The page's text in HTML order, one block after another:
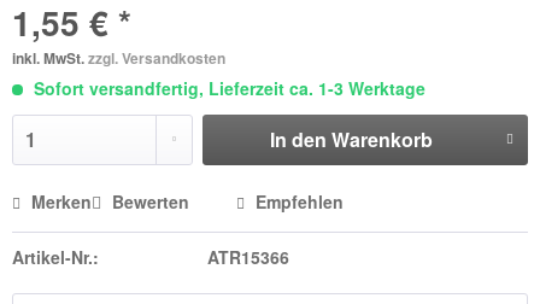
1,55 € *
inkl. MwSt.zzgl. Versandkosten
Sofort versandfertig, Lieferzeit ca. 1-3 Werktage
In den Warenkorb
Merken Bewerten Empfehlen
Artikel-Nr.: ATR15366